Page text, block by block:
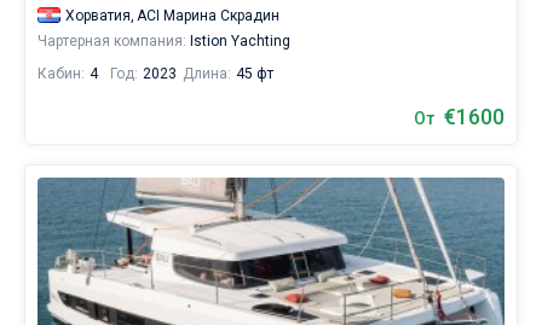
Хорватия, ACI Марина Скрадин
Чартерная компания: Istion Yachting
Кабин: 4 Год: 2023 Длина: 45 фт
От €1600